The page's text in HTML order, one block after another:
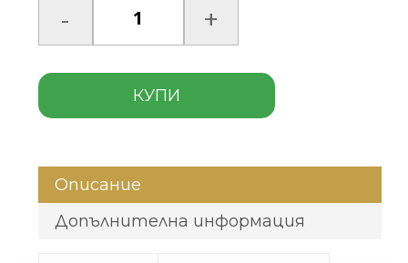
КУПИ
Описание
Допълнителна информация